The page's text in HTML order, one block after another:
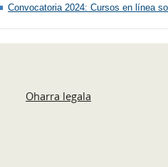
Convocatoria 2024: Cursos en línea
Oharra legala